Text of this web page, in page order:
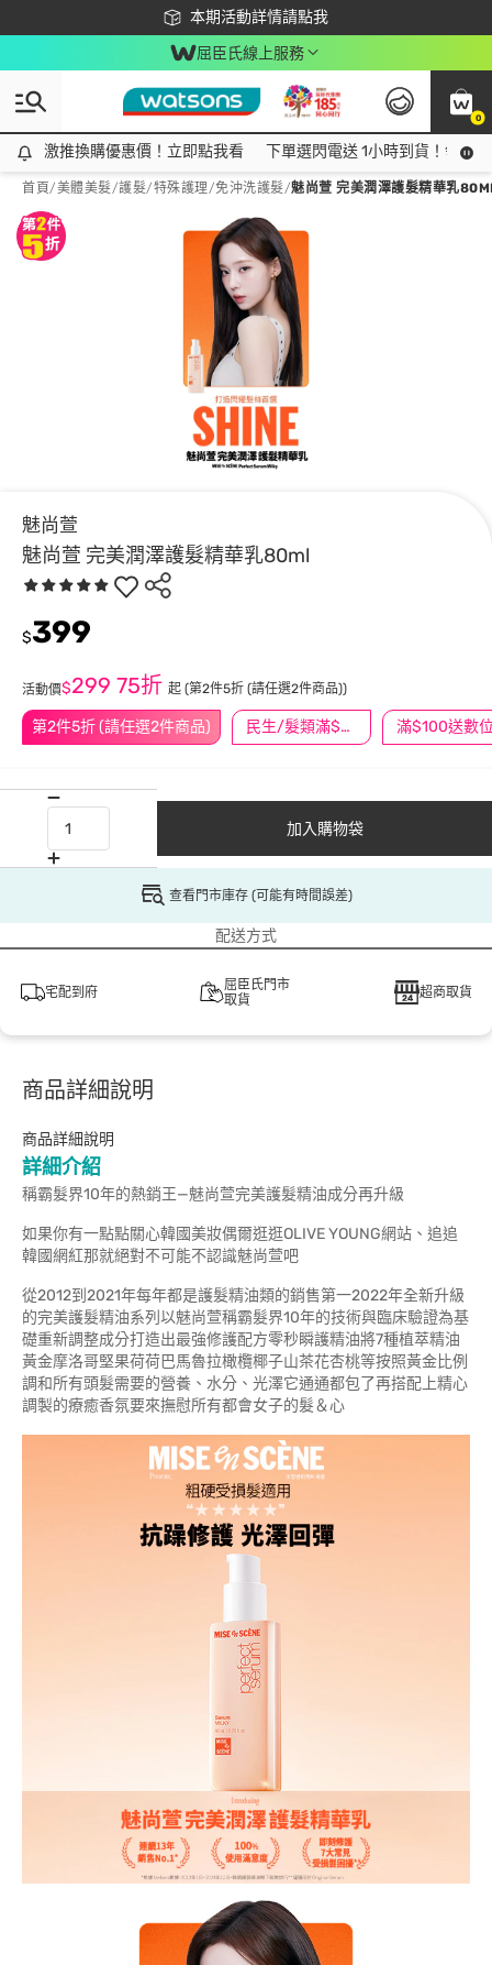
本期活動詳情請點我
下載app最高回饋$350
屈臣氏線上服務
0
激推換購優惠價！立即點我看
激推換購優惠價！立即點我看 下單選閃電送 1小時到貨！領神
首頁/美體美髮/護髮/特殊護理/免沖洗護髮/魅尚萱 完美潤澤護髮精華乳
魅尚萱
魅尚萱 完美潤澤護髮精華乳80ml
第2件5折 (請任選2件商品) 民生/髮類滿$388送舒潔冰巾
$399
活動價$299 75折 起 (第2件5折 (請任選2件商品))
加入購物袋
查看門市庫存 (可能有時間誤差)
配送方式
宅配到府
屈臣氏門市
取貨
超商取貨
商品詳細說明
商品詳細說明
詳細介紹
稱霸髮界10年的熱銷王—魅尚萱完美護髮精油成分再升級
如果你有一點點關心韓國美妝偶爾逛逛OLIVE YOUNG網站、追追
韓國網紅那就絕對不可能不認識魅尚萱吧
從2012到2021年每年都是護髮精油類的銷售第一2022年全新升級
的完美護髮精油系列以魅尚萱稱霸髮界10年的技術與臨床驗證為基
礎重新調整成分打造出最強修護配方零秒瞬護精油將7種植萃精油
黃金摩洛哥堅果荷荷巴馬魯拉橄欖椰子山茶花杏桃等按照黃金比例
調和所有頭髮需要的營養、水分、光澤它通通都包了再搭配上精心
調製的療癒香氛要來撫慰所有都會女子的髮＆心